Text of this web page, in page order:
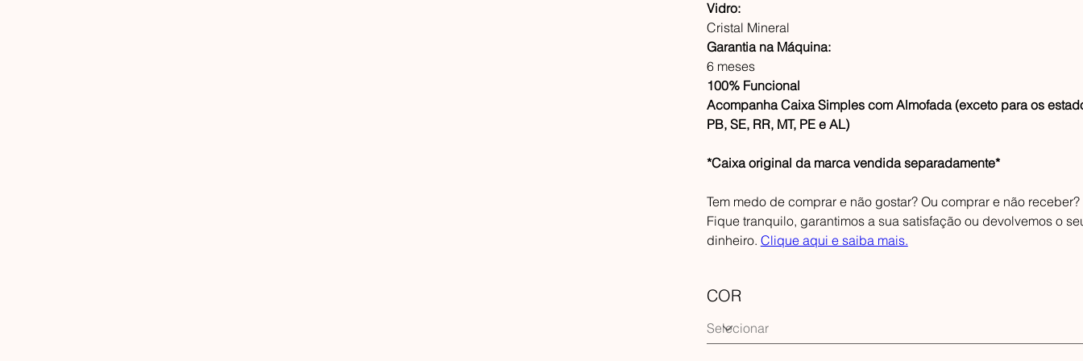
Vidro:
Cristal Mineral
Garantia na Máquina:
6 meses
100% Funcional
Acompanha Caixa Simples com Almofada (exceto para os
PB, SE, RR, MT, PE e AL)
*Caixa original da marca vendida separadamente*
Tem medo de comprar e não gostar? Ou comprar e não receber?
Fique tranquilo, garantimos a sua satisfação ou devolvemos o
dinheiro. Clique aqui e saiba mais.
COR